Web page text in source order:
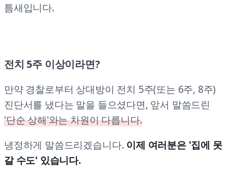
틈새입니다.
전치 5주 이상이라면?
만약 경찰로부터 상대방이 전치 5주(또는 6주, 8주)
진단서를 냈다는 말을 들으셨다면, 앞서 말씀드린
'단순 상해'와는 차원이 다릅니다.
냉정하게 말씀드리겠습니다. 이제 여러분은 '집에 못
갈 수도' 있습니다.